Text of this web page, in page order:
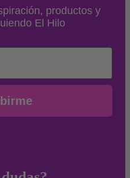
productos y
El Hilo